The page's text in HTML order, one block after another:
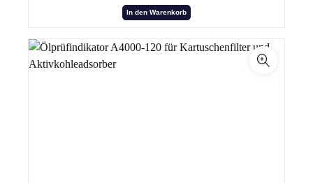
In den Warenkorb